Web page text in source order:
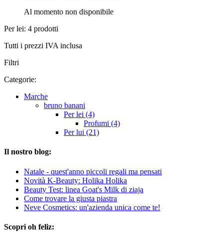
Al momento non disponibile
Per lei: 4 prodotti
Tutti i prezzi IVA inclusa
Filtri
Categorie:
Marche
bruno banani
Per lei (4)
Profumi (4)
Per lui (21)
Il nostro blog:
Natale - quest'anno piccoli regali ma pensati
Novità K-Beauty: Holika Holika
Beauty Test: linea Goat's Milk di ziaja
Come trovare la giusta piastra
Neve Cosmetics: un'azienda unica come te!
Scopri oh feliz: